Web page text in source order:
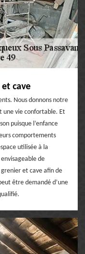
cave
Nous donnons notre
une vie confortable. Et
puisque l’enfance
comportements
utilisée à la
de
et cave afin de
être demandé d’une